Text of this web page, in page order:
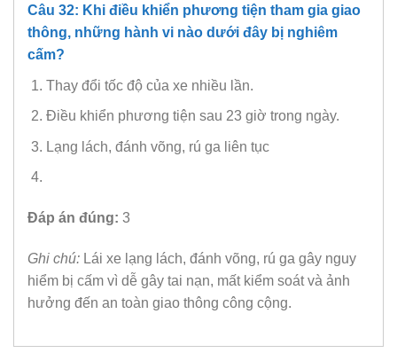
Câu 32: Khi điều khiển phương tiện tham gia giao
thông, những hành vi nào dưới đây bị nghiêm
cấm?
Thay đổi tốc độ của xe nhiều lần.
Điều khiển phương tiện sau 23 giờ trong ngày.
Lạng lách, đánh võng, rú ga liên tục
Đáp án đúng: 3
Ghi chú: Lái xe lạng lách, đánh võng, rú ga gây nguy
hiểm bị cấm vì dễ gây tai nạn, mất kiểm soát và ảnh
hưởng đến an toàn giao thông công cộng.